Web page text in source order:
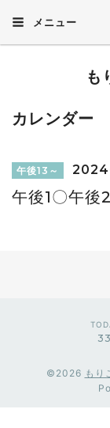
メニュー
も
カレンダー
午後13～
午後1〇午後
33
©2026 もり